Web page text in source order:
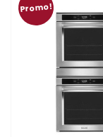
Promo!